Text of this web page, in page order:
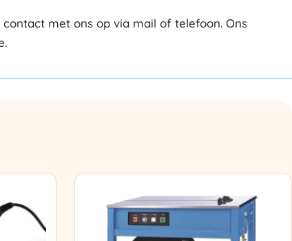
met ons op via mail of telefoon. Ons